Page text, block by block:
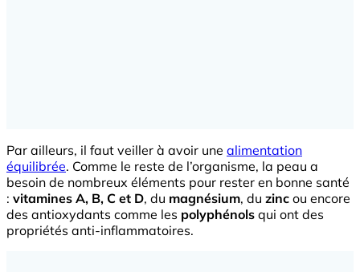
Par ailleurs, il faut veiller à avoir une alimentation
équilibrée. Comme le reste de l’organisme, la peau a
besoin de nombreux éléments pour rester en bonne santé
: vitamines A, B, C et D, du magnésium, du zinc ou encore
des antioxydants comme les polyphénols qui ont des
propriétés anti-inflammatoires.